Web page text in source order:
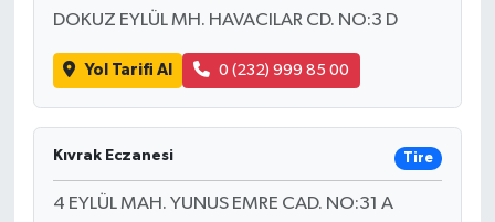
DOKUZ EYLÜL MH. HAVACILAR CD. NO:3 D
Yol Tarifi Al 0 (232) 999 85 00
Kıvrak Eczanesi Tire
4 EYLÜL MAH. YUNUS EMRE CAD. NO:31 A